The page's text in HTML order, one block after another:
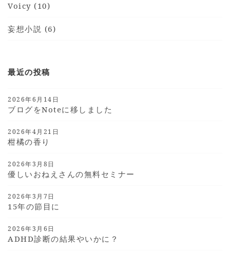
Voicy (10)
妄想小説 (6)
最近の投稿
2026年6月14日
ブログをnoteに移しました
2026年4月21日
柑橘の香り
2026年3月8日
優しいおねえさんの無料セミナー
2026年3月7日
15年の節目に
2026年3月6日
ADHD診断の結果やいかに？